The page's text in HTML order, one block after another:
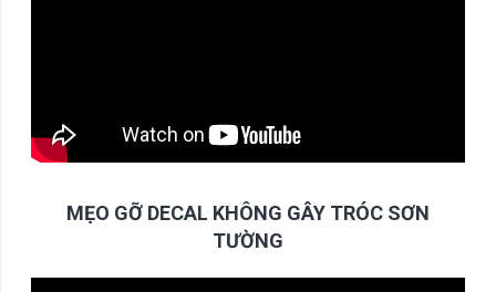
MẸO GỠ DECAL KHÔNG GÂY TRÓC SƠN
TƯỜNG